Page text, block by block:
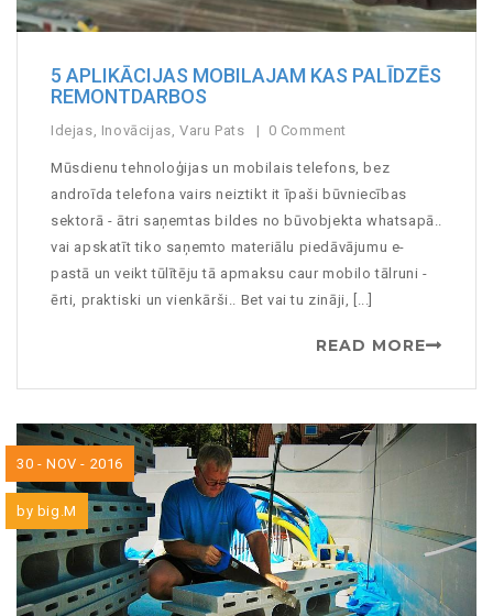
5 APLIKĀCIJAS MOBILAJAM KAS PALĪDZĒS
REMONTDARBOS
Idejas Inovācijas ,Varu Pats 0 Comment
Mūsdienu tehnoloģijas un mobilais telefons, bez
androīda telefona vairs neiztikt it īpaši būvniecības
sektorā - ātri saņemtas bildes no būvobjekta whatsapā..
vai apskatīt tiko saņemto materiālu piedāvājumu e-
pastā un veikt tūlītēju tā apmaksu caur mobilo tālruni -
ērti, praktiski un vienkārši.. Bet vai tu zināji, [...]
READ MORE
30 - NOV - 2016
by big.M